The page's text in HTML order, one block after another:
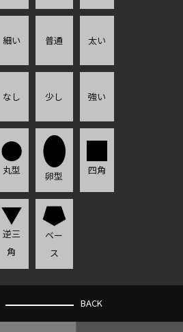
細い 普通 太い
なし 少し 強い
丸型 卵型 四角
逆三
角
ベー
ス
BACK